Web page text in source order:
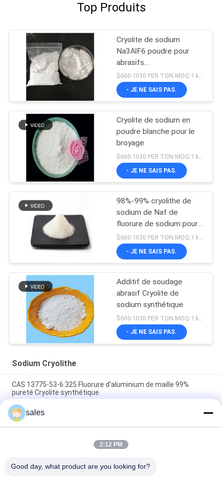
Top Produits
Cryolite de sodium
Na3AlF6 poudre pour
abrasifs
Hexafluoroaluminate de
sodium
$600-1030 PER TON MOQ:1 kg ou plus
- JE NE SAIS PAS.
Cryolite de sodium en
poudre blanche pour le
broyage
- JE NE SAIS PAS.
98%-99% cryolithe de
sodium de Naf de
fluorure de sodium pour
l'électrolyse en aluminium
- JE NE SAIS PAS.
Additif de soudage
abrasif Cryolite de
sodium synthétique
- JE NE SAIS PAS.
Sodium Cryolithe
CAS 13775-53-6 325 Fluorure d'aluminium de maille 99%
pureté Cryolite synthétique
Plus de catégorie 1000 industrielle de Mesh Sodium Cryolite
CAS 13775-53-6
Poids moléculaire 209,94 Cryolite de sodium Composé
chimique Insoluble dans l'eau Idéal pour les procédés de
sales
2:12 PM
Good day, what product are you looking for?